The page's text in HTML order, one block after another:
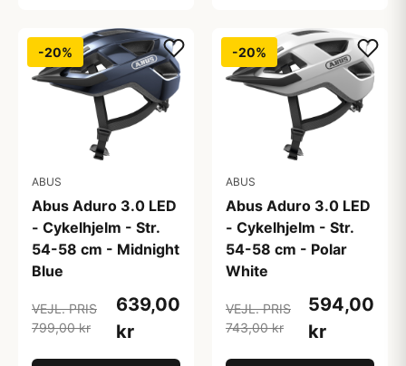
-20%
ABUS
Abus Aduro 3.0 LED
- Cykelhjelm - Str.
54-58 cm - Midnight
Blue
VEJL. PRIS
799,00 kr
639,00
kr
-20%
ABUS
Abus Aduro 3.0 LED
- Cykelhjelm - Str.
54-58 cm - Polar
White
VEJL. PRIS
743,00 kr
594,00
kr